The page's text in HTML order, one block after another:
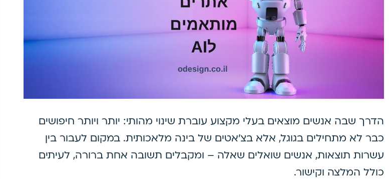
הדרך שבה אנשים מוצאים בעלי מקצוע עוברת שינוי מהותי: יותר ויותר חיפושים
כבר לא מתחילים בגוגל, אלא בצ’אטים של בינה מלאכותית. במקום לעבור בין
עשרות תוצאות, אנשים שואלים שאלה – ומקבלים תשובה אחת ברורה, לעיתים
כולל המלצה וקישור.